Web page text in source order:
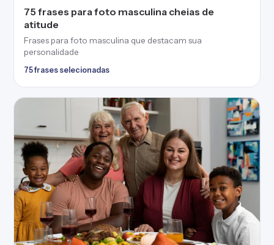
75 frases para foto masculina cheias de
atitude
Frases para foto masculina que destacam sua
personalidade
75 frases selecionadas